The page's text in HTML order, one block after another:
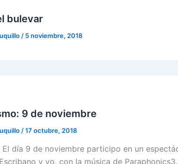
bulevar
/ 5 noviembre, 2018
9 de noviembre
/17 octubre, 2018
El día 9 de noviembre participo en un
y yo, con la música de